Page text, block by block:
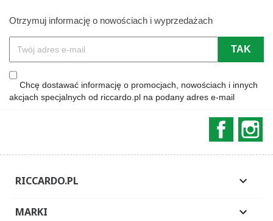
Otrzymuj informację o nowościach i wyprzedażach
Chcę dostawać informację o promocjach, nowościach i innych
akcjach specjalnych od riccardo.pl na podany adres e-mail
RICCARDO.PL 
MARKI 